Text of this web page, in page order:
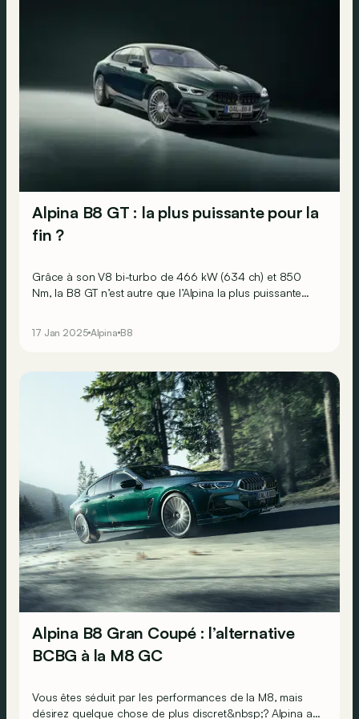
Alpina B8 GT : la plus puissante pour la
fin ?
Grâce à son V8 bi-turbo de 466 kW (634 ch) et 850
Nm, la B8 GT n’est autre que l’Alpina la plus puissante
17 Jan 2025 Alpina B8
Alpina B8 Gran Coupé : l’alternative
BCBG à la M8 GC
Vous êtes séduit par les performances de la M8, mais
désirez quelque chose de plus discret&nbsp;? Alpina a